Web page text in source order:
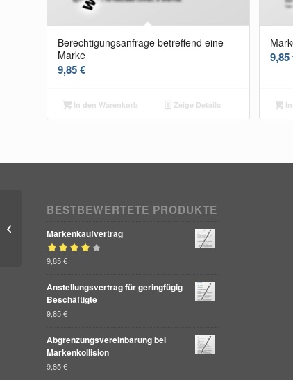
Berechtigungsanfrage betreffend eine
Marke
9,85€
In den Warenkorb Zeige Details
9,85
BESTBEWERTETE PRODUKTE
Markenkaufvertrag
Bewertet mit
9,85€
Anstellungsvertrag für geringfügig
Beschäftigte
9,85€
Abgrenzungsvereinbarung bei
Markenkollision
9,85€
Abmahnung wegen einer
Geschmacksmusterverletzung/
Designverletzung